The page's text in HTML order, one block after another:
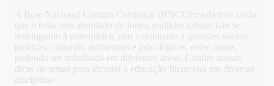
A Base Nacional Comum Curricular (BNCC) estabelece ainda
que o tema seja abordado de forma multidisciplinar, não se
restringindo à matemática, mas combinada a questões sociais,
políticas, culturais, ambientais e psicológicas, entre outras,
podendo ser trabalhada em diferentes áreas. Confira nossas
dicas de temas para abordar a educação financeira em diversas
disciplinas: